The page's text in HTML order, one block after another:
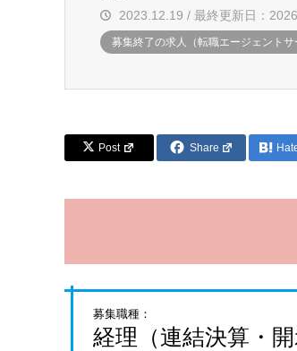
2023.12.19 / 最終更新日：
募集終了の求人（転職エージェントサ
Post Share
募集職種：
経理（連結決算・開